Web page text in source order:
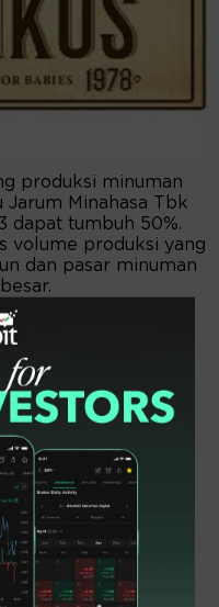
produksi minuman
Minahasa Tbk
dapat tumbuh 50%.
volume produksi yang
dan pasar minuman